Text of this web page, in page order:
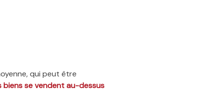
qui peut être
biens se vendent au-dessus